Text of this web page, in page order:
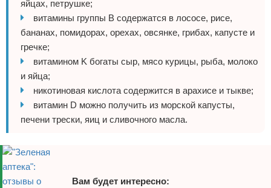
яйцах, петрушке;
витамины группы B содержатся в лососе, рисе,
бананах, помидорах, орехах, овсянке, грибах, капусте и
гречке;
витамином K богаты сыр, мясо курицы, рыба, молоко
и яйца;
никотиновая кислота содержится в арахисе и тыкве;
витамин D можно получить из морской капусты,
печени трески, яиц и сливочного масла.
Вам будет интересно: